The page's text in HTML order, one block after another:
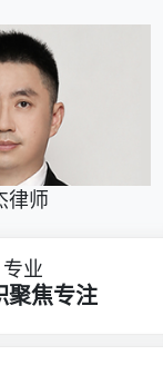
律师
专业
聚焦专注